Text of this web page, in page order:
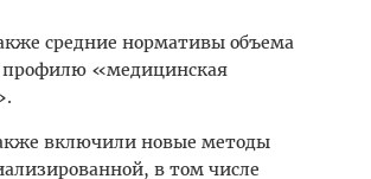
средние нормативы объема
«медицинская
включили новые методы
в том числе